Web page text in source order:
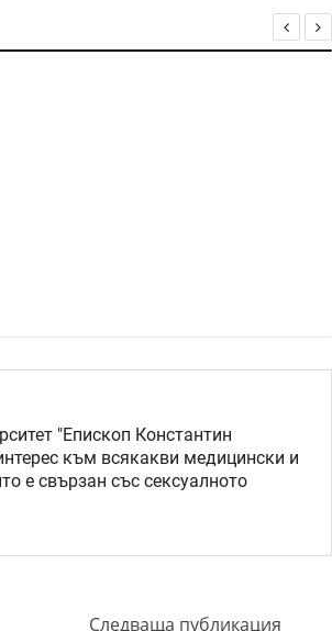
"Епископ Константин
към всякакви медицински и
е свързан със сексуалното
Следваща публикация